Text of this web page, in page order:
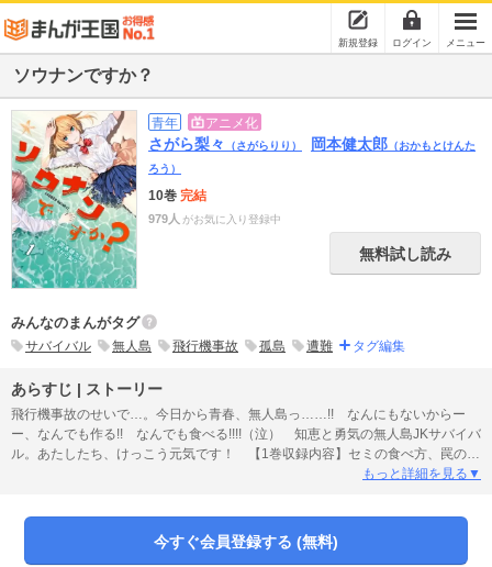
新規登録 ログイン メニュー
ソウナンですか？
青年 アニメ化
さがら梨々 （さがらりり） 岡本健太郎 （おかもとけんた
ろう）
10巻 完結
979人 がお気に入り登録中
無料試し読み
みんなのまんがタグ
サバイバル 無人島 飛行機事故 孤島 遭難 タグ編集
あらすじ | ストーリー
飛行機事故のせいで…。今日から青春、無人島っ……!! なんにもないからー
ー、なんでも作る!! なんでも食べる!!!!（泣） 知恵と勇気の無人島JKサバイバ
ル。あたしたち、けっこう元気です！ 【1巻収録内容】セミの食べ方、罠の作
もっと詳細を見る▼
今すぐ会員登録する (無料)